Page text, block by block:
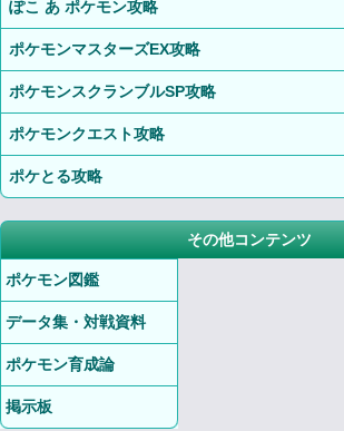
ぽこ あ ポケモン攻略
ポケモンマスターズEX攻略
ポケモンスクランブルSP攻略
ポケモンクエスト攻略
ポケとる攻略
その他コンテンツ
ポケモン図鑑
データ集・対戦資料
ポケモン育成論
掲示板